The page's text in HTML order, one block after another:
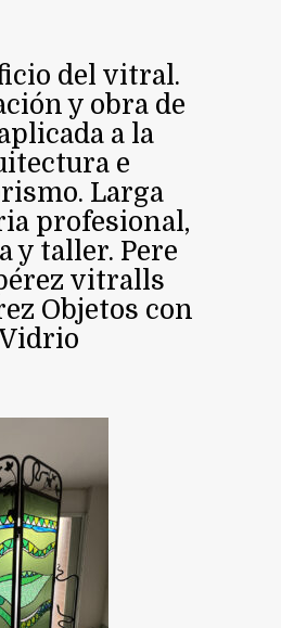
del vitral.
y obra de
a la
e
Larga
profesional,
y taller. Pere
vitralls
Objetos con